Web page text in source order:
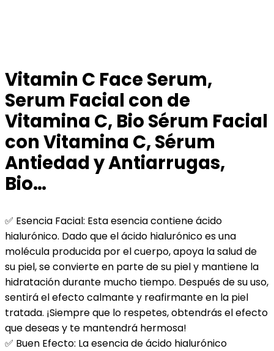
Vitamin C Face Serum,
Serum Facial con de
Vitamina C, Bio Sérum Facial
con Vitamina C, Sérum
Antiedad y Antiarrugas,
Bio…
✅ Esencia Facial: Esta esencia contiene ácido
hialurónico. Dado que el ácido hialurónico es una
molécula producida por el cuerpo, apoya la salud de
su piel, se convierte en parte de su piel y mantiene la
hidratación durante mucho tiempo. Después de su uso,
sentirá el efecto calmante y reafirmante en la piel
tratada. ¡Siempre que lo respetes, obtendrás el efecto
que deseas y te mantendrá hermosa!
✅ Buen Efecto: La esencia de ácido hialurónico